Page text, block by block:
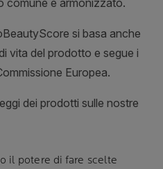
il potere di fare scelte